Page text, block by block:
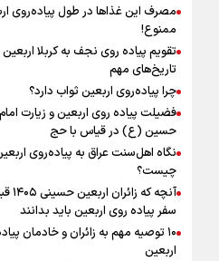
رابطه کارگر و کارفرما
به زوجیت
اینفو برنا/ میزان مالیات بر ارزش
افزوده چقدر است؟
اینفوبرنا/ سقف معافیت مالیاتی
حقوق کارکنان دولت و
در بودجه ۱۴۰۵ چقدر است؟
مصرف این غذاها در طول پیاده‌روی
ممنوع!
تاریخ‌های مهم
چرا پیاده‌روی اربعین ثواب دارد؟
فضیلت پیاده روی اربعین و زیارت امام
حسین (ع) در قیاس با حج
نگاه اهل‌سنت عراق به پیاده‌روی
چیست؟
آنچه که
سفر پیاده روی اربعین باید بدانند
۱۰ توصیه مهم به زائران و خادمان
اربعین